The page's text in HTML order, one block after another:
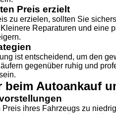
Preis erzielt
zu erzielen, sollten Sie
Reparaturen und eine
ist entscheidend, um den
gegenüber ruhig und
beim Autoankauf
ihres Fahrzeugs zu